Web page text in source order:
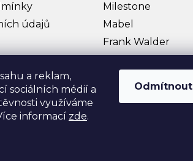
a reklam,
sociálních médií a
využíváme
informací zde.
Odmítnout
údajů
Milestone
Mabel
Frank Walder